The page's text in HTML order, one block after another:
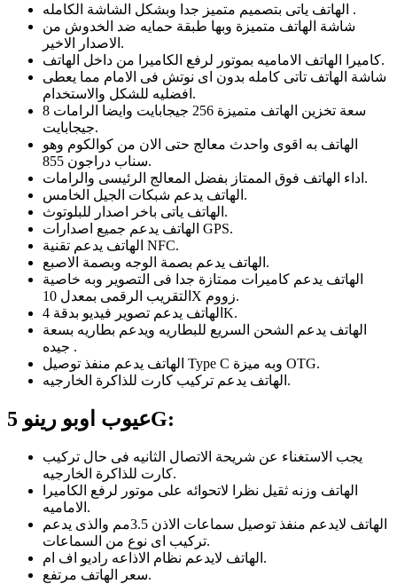
الهاتف ياتى بتصميم متميز جدا وبشكل الشاشة الكامله .
شاشة الهاتف متميزة وبها طبقة حمايه ضد الخدوش من
الاصدار الاخير.
كاميرا الهاتف الاماميه بموتور لرفع الكاميرا من داخل الهاتف.
شاشة الهاتف تاتى كامله بدون اى نوتش فى الامام مما يعطى
افضليه للشكل والاستخدام.
سعة تخزين الهاتف متميزة 256 جيجابايت وايضا الرامات 8
جيجابايت.
الهاتف به اقوى واحدث معالج حتى الان من كوالكوم وهو
سناب دراجون 855.
اداء الهاتف فوق الممتاز بفضل المعالج الرئيسى والرامات.
الهاتف يدعم شبكات الجيل الخامس.
الهاتف ياتى باخر اصدار للبلوتوث.
الهاتف يدعم جميع اصدارات GPS.
الهاتف يدعم تقنية NFC.
الهاتف يدعم بصمة الوجه وبصمة الاصبع.
الهاتف يدعم كاميرات ممتازة جدا فى التصوير وبه خاصية
التقريب الرقمى بمعدل 10X زووم.
الهاتف يدعم تصوير فيديو بدقة 4K.
الهاتف يدعم الشحن السريع للبطاريه ويدعم بطاريه بسعة
جيده .
الهاتف يدعم منفذ توصيل Type C وبه ميزة OTG.
الهاتف يدعم تركيب كارت للذاكرة الخارجيه.
عيوب اوبو رينو 5G:
يجب الاستغناء عن شريحة الاتصال الثانيه فى حال تركيب
كارت للذاكرة الخارجيه.
الهاتف وزنه ثقيل نظرا لاتحوائه على موتور لرفع الكاميرا
الاماميه.
الهاتف لايدعم منفذ توصيل سماعات الاذن 3.5مم والذى يدعم
تركيب اى نوع من السماعات.
الهاتف لايدعم نظام الاذاعه راديو اف ام.
سعر الهاتف مرتفع.